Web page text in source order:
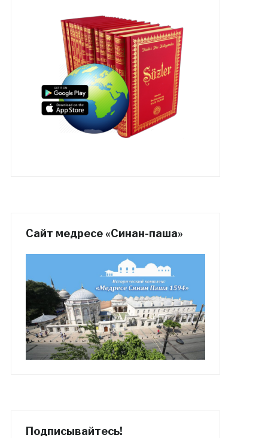
Сайт медресе «Синан-паша»
Подписывайтесь!